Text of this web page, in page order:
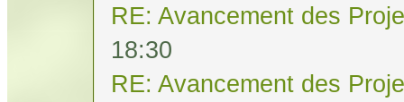
RE: Avancement des
18:30
RE: Avancement des